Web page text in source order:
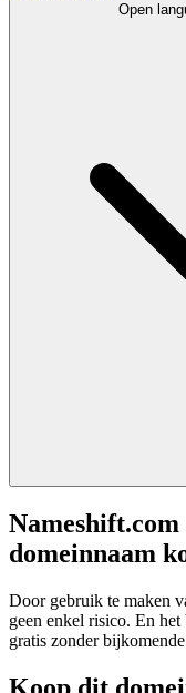
Open
domeinnaam
Door gebruik te maken
geen enkel risico. En het
gratis zonder
Koop dit